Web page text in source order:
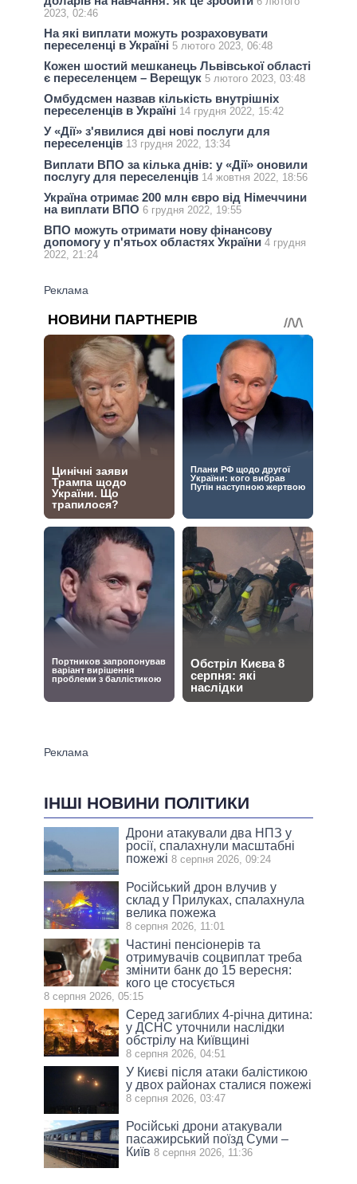
2023, 02:46
На які виплати можуть розраховувати
переселенці в Україні 5 лютого 2023, 06:48
Кожен шостий мешканець Львівської області
є переселенцем – Верещук 5 лютого 2023, 03:48
Омбудсмен назвав кількість внутрішніх
переселенців в Україні 14 грудня 2022, 15:42
У «Дії» з'явилися дві нові послуги для
переселенців 13 грудня 2022, 13:34
Виплати ВПО за кілька днів: у «Дії» оновили
послугу для переселенців 14 жовтня 2022, 18:56
Україна отримає 200 млн євро від Німеччини
на виплати ВПО 6 грудня 2022, 19:55
ВПО можуть отримати нову фінансову
допомогу у п'ятьох областях України 4 грудня
2022, 21:24
ІНШІ НОВИНИ ПОЛІТИКИ
Дрони атакували два НПЗ у
росії, спалахнули масштабні
пожежі 8 серпня 2026, 09:24
Російський дрон влучив у
склад у Прилуках, спалахнула
велика пожежа
8 серпня 2026, 11:01
Частині пенсіонерів та
отримувачів соцвиплат треба
змінити банк до 15 вересня:
кого це стосується
8 серпня 2026, 05:15
Серед загиблих 4-річна дитина:
у ДСНС уточнили наслідки
обстрілу на Київщині
8 серпня 2026, 04:51
У Києві після атаки балістикою
у двох районах сталися пожежі
8 серпня 2026, 03:47
Російські дрони атакували
пасажирський поїзд Суми –
Київ 8 серпня 2026, 11:36